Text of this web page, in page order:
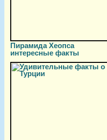
Пирамида Хеопса
интересные факты